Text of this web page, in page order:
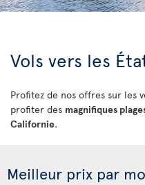
Vols vers les
Profitez de nos offres sur les
profiter des magnifiques
Californie.
Meilleur prix par